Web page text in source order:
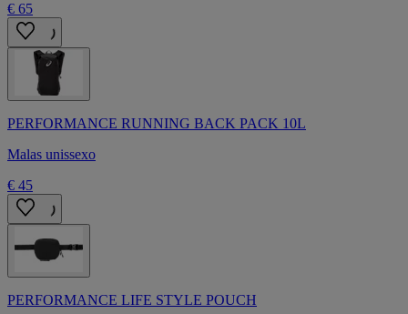
€ 65
PERFORMANCE RUNNING BACK PACK 10L
Malas unissexo
€ 45
PERFORMANCE LIFE STYLE POUCH